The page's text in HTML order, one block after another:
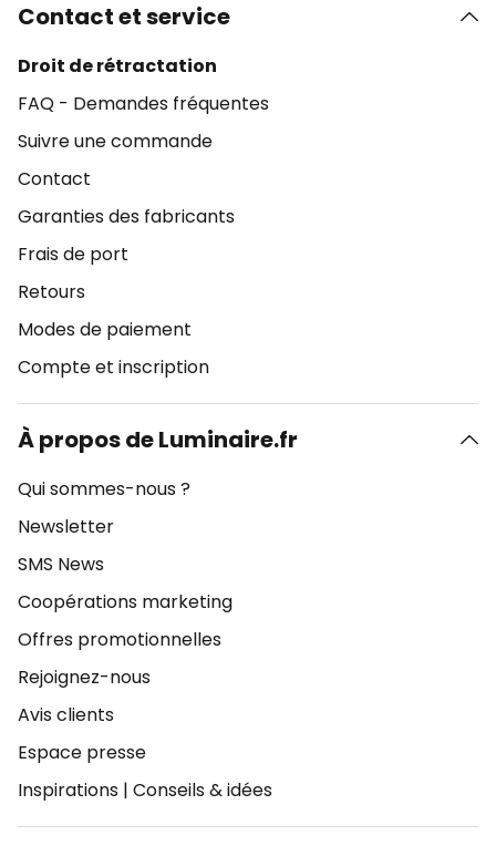
Contact et service
Droit de rétractation
FAQ - Demandes fréquentes
Suivre une commande
Contact
Garanties des fabricants
Frais de port
Retours
Modes de paiement
Compte et inscription
À propos de Luminaire.fr
Qui sommes-nous ?
Newsletter
SMS News
Coopérations marketing
Offres promotionnelles
Rejoignez-nous
Avis clients
Espace presse
Inspirations | Conseils & idées